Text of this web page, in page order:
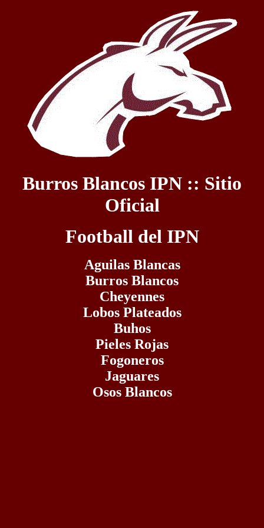
Burros Blancos IPN :: Sitio
Oficial
Football del IPN
Aguilas Blancas
Burros Blancos
Cheyennes
Lobos Plateados
Buhos
Pieles Rojas
Fogoneros
Jaguares
Osos Blancos